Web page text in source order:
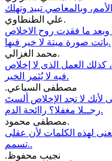
علي الطنطاوي.
وبعد ما فقدت روح الاخلاص
باتت صورة ميتة لا خير فيها.
محمد الغزالي.
كذلك العمل الذى لا إخلاص
فيه لا يُثمر الخير.
.مصطفى السباعي
لأنك لا تجد الإخلاص ألستَ
رجــلا مغفلا؟ راائحة الدم.
مصطفى محمود.
لهذه الكلمات لأن عقلى
تسمم..
.نجيب محفوظ